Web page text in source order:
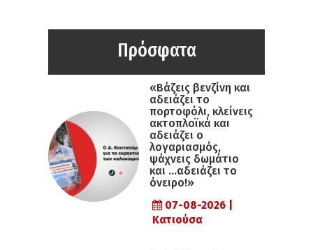
Πρόσφατα
«Βάζεις βενζίνη και
αδειάζει το
πορτοφόλι, κλείνεις
ακτοπλοϊκά και
αδειάζει ο
λογαριασμός,
ψάχνεις δωμάτιο
και …αδειάζει το
όνειρο!»
07-08-2026 |
Κατιούσα